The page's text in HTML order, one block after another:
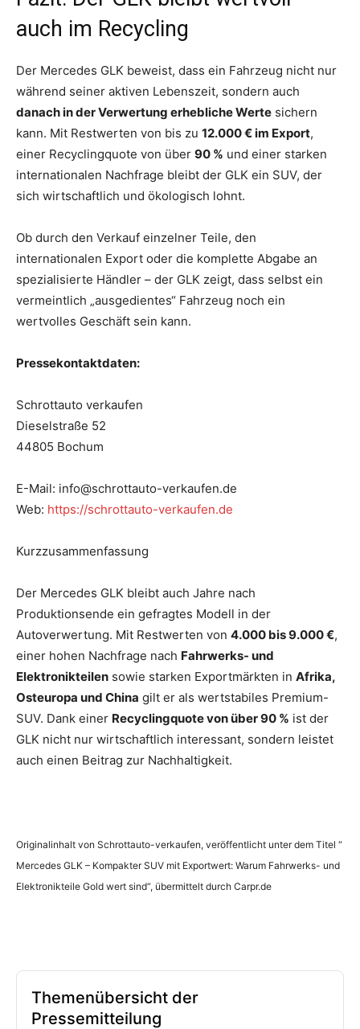
auch im Recycling
Der Mercedes GLK beweist, dass ein Fahrzeug nicht nur
während seiner aktiven Lebenszeit, sondern auch
danach in der Verwertung erhebliche Werte sichern
kann. Mit Restwerten von bis zu 12.000 € im Export,
einer Recyclingquote von über 90 % und einer starken
internationalen Nachfrage bleibt der GLK ein SUV, der
sich wirtschaftlich und ökologisch lohnt.
Ob durch den Verkauf einzelner Teile, den
internationalen Export oder die komplette Abgabe an
spezialisierte Händler – der GLK zeigt, dass selbst ein
vermeintlich „ausgedientes“ Fahrzeug noch ein
wertvolles Geschäft sein kann.
Pressekontaktdaten:
Schrottauto verkaufen
Dieselstraße 52
44805 Bochum
E-Mail: info@schrottauto-verkaufen.de
Web: https://schrottauto-verkaufen.de
Kurzzusammenfassung
Der Mercedes GLK bleibt auch Jahre nach
Produktionsende ein gefragtes Modell in der
Autoverwertung. Mit Restwerten von 4.000 bis 9.000 €,
einer hohen Nachfrage nach Fahrwerks- und
Elektronikteilen sowie starken Exportmärkten in Afrika,
Osteuropa und China gilt er als wertstabiles Premium-
SUV. Dank einer Recyclingquote von über 90 % ist der
GLK nicht nur wirtschaftlich interessant, sondern leistet
auch einen Beitrag zur Nachhaltigkeit.
Originalinhalt von Schrottauto-verkaufen, veröffentlicht unter dem Titel “
Mercedes GLK – Kompakter SUV mit Exportwert: Warum Fahrwerks- und
Elektronikteile Gold wert sind“, übermittelt durch Carpr.de
Themenübersicht der
Pressemitteilung